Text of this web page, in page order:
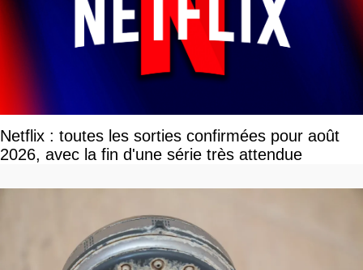
Netflix : toutes les sorties confirmées pour août
2026, avec la fin d'une série très attendue